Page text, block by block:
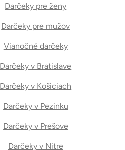
Darčeky pre ženy
Darčeky pre mužov
Vianočné darčeky
Darčeky v Bratislave
Darčeky v Košiciach
Darčeky v Pezinku
Darčeky v Prešove
Darčeky v Nitre